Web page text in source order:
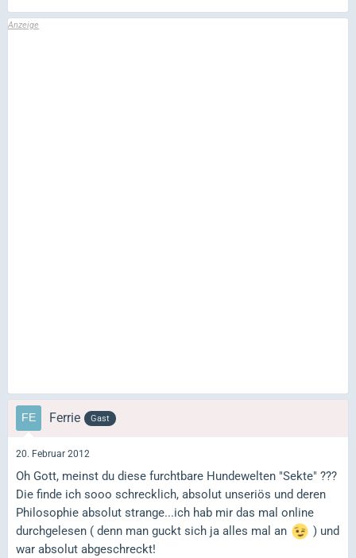
Ferrie Gast
20. Februar 2012
Oh Gott, meinst du diese furchtbare Hundewelten "Sekte" ???
Die finde ich sooo schrecklich, absolut unseriös und deren
Philosophie absolut strange...ich hab mir das mal online
durchgelesen ( denn man guckt sich ja alles mal an
) und
war absolut abgeschreckt!